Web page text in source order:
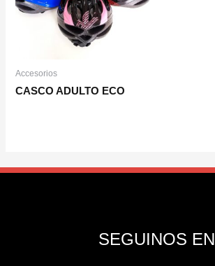
Accesorios
CASCO ADULTO ECO
SEGUINOS EN